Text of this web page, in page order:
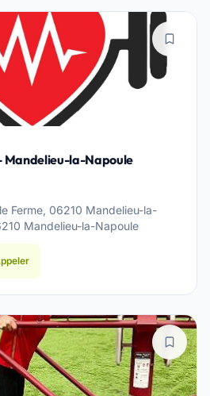
Mandelieu-la-Napoule
Ferme, 06210 Mandelieu-la-
Mandelieu-la-Napoule